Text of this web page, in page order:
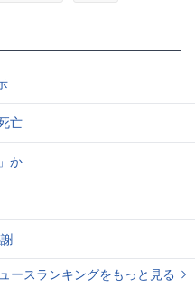
亡
か
ースランキングをもっと見る